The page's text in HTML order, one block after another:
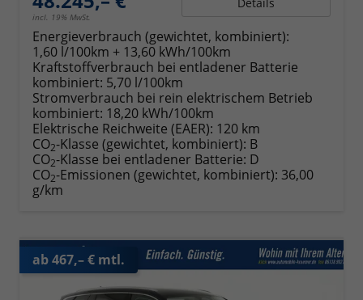
incl. 19% MwSt.
Energieverbrauch (gewichtet, kombiniert):
1,60 l/100km + 13,60 kWh/100km
Kraftstoffverbrauch bei entladener Batterie
kombiniert: 5,70 l/100km
Stromverbrauch bei rein elektrischem Betrieb
kombiniert: 18,20 kWh/100km
Elektrische Reichweite (EAER): 120 km
CO2-Klasse (gewichtet, kombiniert): B
CO2-Klasse bei entladener Batterie: D
CO2-Emissionen (gewichtet, kombiniert): 36,00
g/km
ab 467,– € mtl.